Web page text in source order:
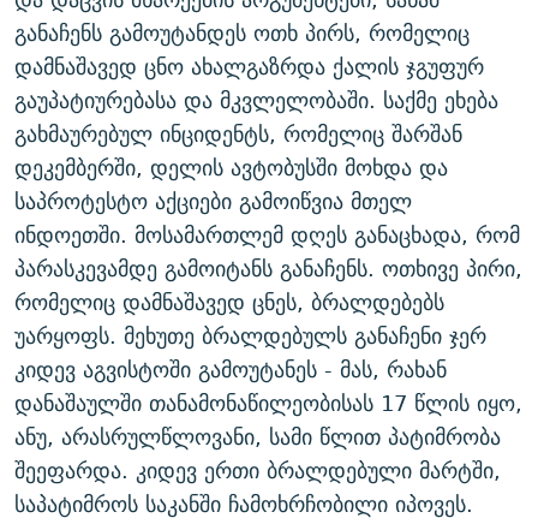
ᲛᲝᲚᲐᲞᲐᲠᲐᲙᲔ ᲢᲔᲥᲡᲢᲔᲑᲘ
ᲨᲘᲜ - ᲣᲪᲮᲝᲔᲗᲨᲘ
ᲚᲘᲢᲔᲠᲐᲢᲣᲠᲣᲚᲘ ᲬᲐᲮᲜᲐᲒᲔᲑᲘ
ᲐᲛᲔᲠᲘᲙᲣᲚᲘ ᲛᲝᲗᲮᲠᲝᲑᲐ
ᲘᲛᲞᲔᲠᲘᲐ ᲓᲐ ᲠᲐᲓᲘᲝ
ᲩᲔᲛᲘ ᲡᲘᲙᲕᲓᲘᲚᲘᲡ ᲛᲘᲖᲔᲖᲘᲐ COVID-19
11 ᲬᲔᲚᲘ - 11 ᲐᲛᲑᲐᲕᲘ
ᲡᲐᲞᲐᲠᲚᲐᲛᲔᲜᲢᲝ ᲐᲠᲩᲔᲕᲜᲔᲑᲘᲡ ᲘᲡᲢᲝᲠᲘᲐ
ᲑᲐᲕᲨᲕᲔᲑᲘ ᲞᲠᲝᲡᲢᲘᲢᲣᲪᲘᲐᲨᲘ - ᲐᲛᲝᲣᲗᲥᲛᲔᲚᲘ ᲐᲛᲑᲐᲕᲘ
5 ᲐᲛᲑᲐᲕᲘ - 20 ᲘᲕᲜᲘᲡᲡ ᲓᲐᲨᲐᲕᲔᲑᲣᲚᲔᲑᲘ
ᲐᲒᲕᲘᲡᲢᲝᲡ ᲝᲛᲘ
ПРИВЕТ ᲙᲣᲚᲢᲣᲠᲐ
ᲒᲐᲛᲝᲘᲬᲔᲠᲔ
რთე/რთ-ის ყველა საიტი
განაჩენს გამოუტანდეს ოთხ პირს, რომელიც
დამნაშავედ ცნო ახალგაზრდა ქალის ჯგუფურ
გაუპატიურებასა და მკვლელობაში. საქმე ეხება
გახმაურებულ ინციდენტს, რომელიც შარშან
დეკემბერში, დელის ავტობუსში მოხდა და
საპროტესტო აქციები გამოიწვია მთელ
ინდოეთში. მოსამართლემ დღეს განაცხადა, რომ
პარასკევამდე გამოიტანს განაჩენს. ოთხივე პირი,
რომელიც დამნაშავედ ცნეს, ბრალდებებს
უარყოფს. მეხუთე ბრალდებულს განაჩენი ჯერ
კიდევ აგვისტოში გამოუტანეს - მას, რახან
დანაშაულში თანამონაწილეობისას 17 წლის იყო,
ანუ, არასრულწლოვანი, სამი წლით პატიმრობა
შეეფარდა. კიდევ ერთი ბრალდებული მარტში,
საპატიმროს საკანში ჩამოხრჩობილი იპოვეს.